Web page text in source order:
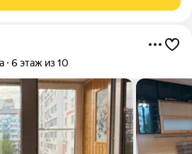
6 этаж из 10